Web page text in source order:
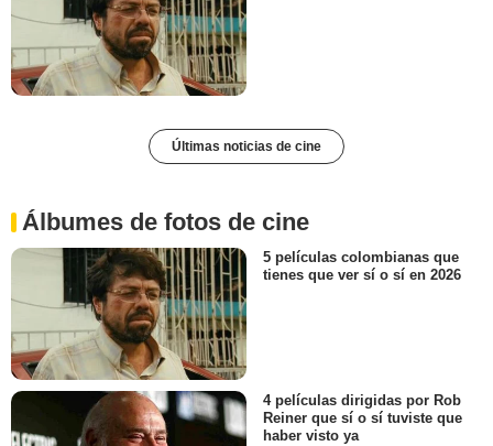
Últimas noticias de cine
Álbumes de fotos de cine
5 películas colombianas que
tienes que ver sí o sí en 2026
4 películas dirigidas por Rob
Reiner que sí o sí tuviste que
haber visto ya